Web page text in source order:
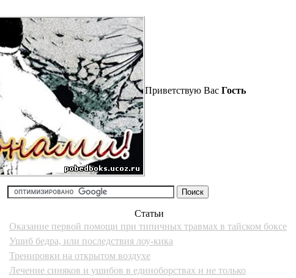
Приветствую Вас Гость
Статьи
Оказание первой помощи при типичных травмах в тайском боксе
Ушиб бедра, или последствия лоу-кика
Тренировки на открытом воздухе
Лечение синяков и ушибов в единоборствах и не только